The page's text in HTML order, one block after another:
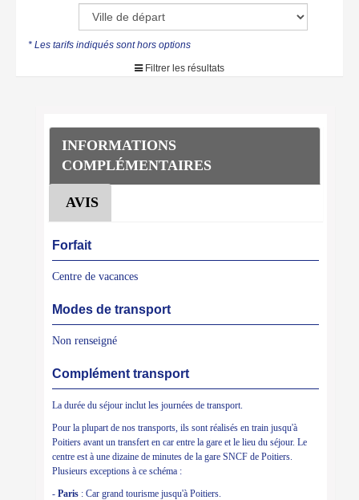
* Les tarifs indiqués sont hors options
Filtrer les résultats
INFORMATIONS
COMPLÉMENTAIRES
AVIS
Forfait
Centre de vacances
Modes de transport
Non renseigné
Complément transport
La durée du séjour inclut les journées de transport.
Pour la plupart de nos transports, ils sont réalisés en train jusqu'à
Poitiers avant un transfert en car entre la gare et le lieu du séjour. Le
centre est à une dizaine de minutes de la gare SNCF de Poitiers.
Plusieurs exceptions à ce schéma :
- Paris : Car grand tourisme jusqu'à Poitiers.